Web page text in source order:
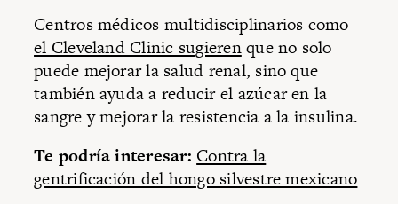
Centros médicos multidisciplinarios como
el Cleveland Clinic sugierenque no solo
puede mejorar la salud renal, sino que
también ayuda a reducir el azúcar en la
sangre y mejorar la resistencia a la insulina.
Te podría interesar: Contra la
gentrificación del hongo silvestre mexicano